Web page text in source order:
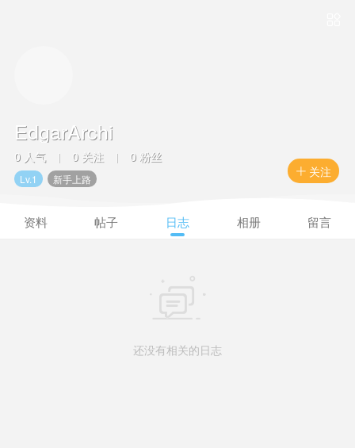
 关注
EdgarArchi
0 人气 | 0 关注 | 0 粉丝
Lv.1 新手上路
资料 帖子 日志 相册 留言
还没有相关的日志